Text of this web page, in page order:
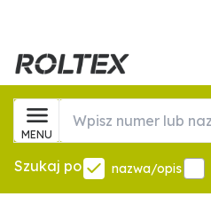
MENU
Szukaj po nazwa/opis